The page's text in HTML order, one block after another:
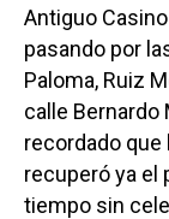
Antiguo
pasando por
Paloma, Ruiz
calle Bernardo
recordado que
recuperó ya el
tiempo sin